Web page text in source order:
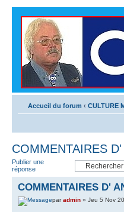
Accueil du forum ‹ CULTURE
COMMENTAIRES
Publier une
réponse
COMMENTAIRES D'
paradmin » Jeu 5 Nov